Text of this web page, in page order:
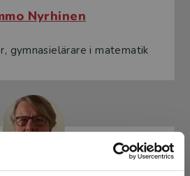
Nyrhinen
gymnasielärare i matematik